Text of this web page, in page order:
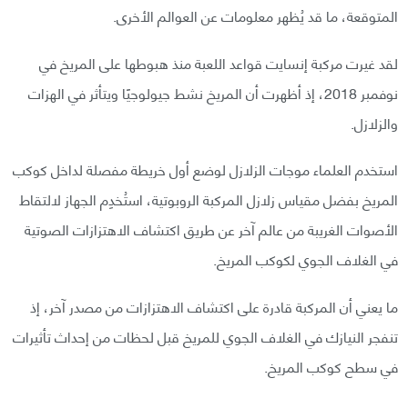
المتوقعة، ما قد يُظهر معلومات عن العوالم الأخرى.
لقد غيرت مركبة إنسايت قواعد اللعبة منذ هبوطها على المريخ في
نوفمبر 2018، إذ أظهرت أن المريخ نشط جيولوجيًا ويتأثر في الهزات
والزلازل.
استخدم العلماء موجات الزلازل لوضع أول خريطة مفصلة لداخل كوكب
المريخ بفضل مقياس زلازل المركبة الروبوتية، استُخدِم الجهاز لالتقاط
الأصوات الغريبة من عالم آخر عن طريق اكتشاف الاهتزازات الصوتية
في الغلاف الجوي لكوكب المريخ.
ما يعني أن المركبة قادرة على اكتشاف الاهتزازات من مصدر آخر، إذ
تنفجر النيازك في الغلاف الجوي للمريخ قبل لحظات من إحداث تأثيرات
في سطح كوكب المريخ.